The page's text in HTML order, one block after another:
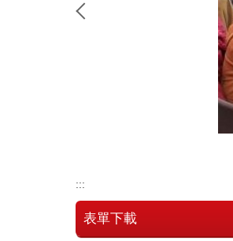
:::
表單下載